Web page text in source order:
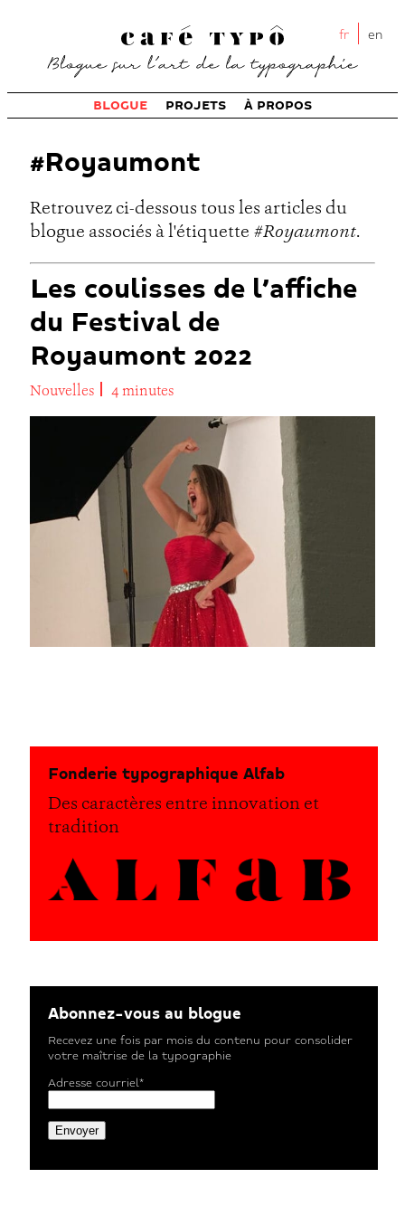
fr en
BLOGUE PROJETS À PROPOS
#Royaumont
Retrouvez ci-dessous tous les articles du
blogue associés à l'étiquette #Royaumont.
Les coulisses de l’affiche
du Festival de
Royaumont 2022
Nouvelles 4 minutes
Fonderie typographique Alfab
Des caractères entre innovation et
tradition
Abonnez-vous au blogue
Recevez une fois par mois du contenu pour consolider
votre maîtrise de la typographie
Adresse courriel*